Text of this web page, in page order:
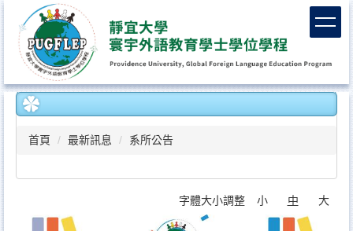
容
區
首頁 最新訊息 系所公告
字體大小調整 小 中 大